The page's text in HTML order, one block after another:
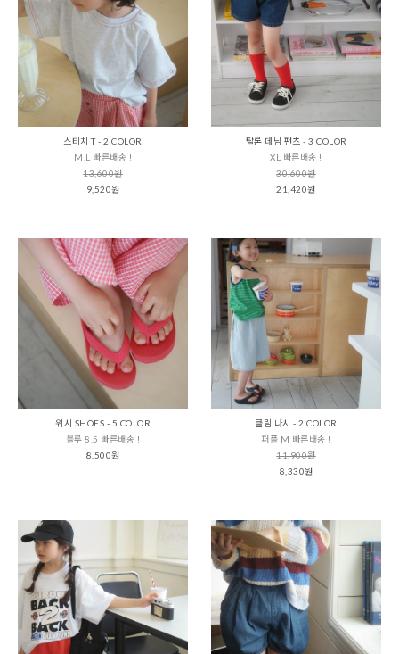
스티치 T - 2 COLOR
M,L 빠른배송 !
13,600원
9,520원
탈론 데님 팬츠 - 3 COLOR
XL 빠른배송 !
30,600원
21,420원
위시 SHOES - 5 COLOR
블루 8.5 빠른배송 !
8,500원
클림 나시 - 2 COLOR
퍼플 M 빠른배송 !
11,900원
8,330원